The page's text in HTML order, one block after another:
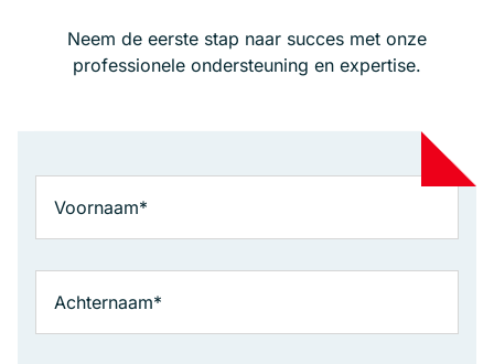
Neem de eerste stap naar succes met onze
professionele ondersteuning en expertise.